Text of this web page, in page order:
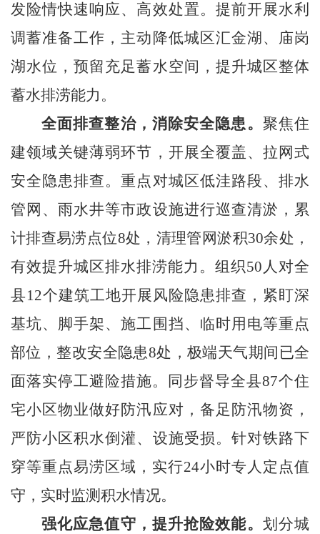
发险情快速响应、高效处置。提前开展水利
调蓄准备工作，主动降低城区汇金湖、庙岗
湖水位，预留充足蓄水空间，提升城区整体
蓄水排涝能力。
全面排查整治，消除安全隐患。 聚焦住
建领域关键薄弱环节，开展全覆盖、拉网式
安全隐患排查。重点对城区低洼路段、排水
管网、雨水井等市政设施进行巡查清淤，累
计排查易涝点位8处，清理管网淤积30余处，
有效提升城区排水排涝能力。 组织50人对全
县12个建筑工地开展风险隐患排查，紧盯深
基坑、脚手架、施工围挡、临时用电等重点
部位，整改安全隐患8处，极端天气期间 已全
面落实停工避险措施。 同步督导全县87个住
宅小区物业做好防汛应对，备足防汛物资，
严防小区积水倒灌、设施受损。针对铁路下
穿等重点易涝区域，实行24小时专人定点值
守，实时监测积水情况。
强化应急值守，提升抢险效能。 划分城